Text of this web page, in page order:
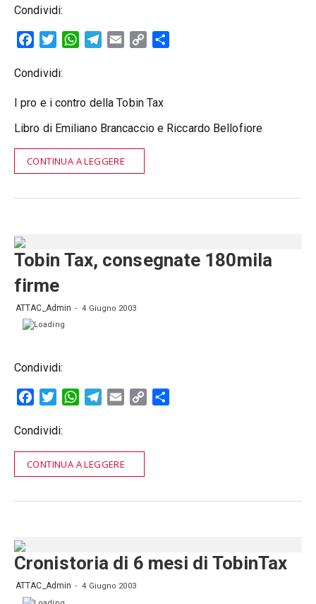
Condividi:
FacebookTwitterWhatsAppTelegram
Email
Copy
Condividi:
I pro e i contro della Tobin Tax
Libro di Emiliano Brancaccio e Riccardo Bellofiore
CONTINUA A LEGGERE
Tobin Tax, consegnate 180mila
firme
ATTAC_Admin 4 Giugno 2003
Condividi:
FacebookTwitterWhatsAppTelegram
Email
Copy
Condividi:
CONTINUA A LEGGERE
Cronistoria di 6 mesi di TobinTax
ATTAC_Admin 4 Giugno 2003